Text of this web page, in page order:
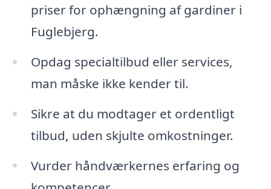
priser for ophængning af gardiner i
Fuglebjerg.
Opdag specialtilbud eller services,
man måske ikke kender til.
Sikre at du modtager et ordentligt
tilbud, uden skjulte omkostninger.
Vurder håndværkernes erfaring og